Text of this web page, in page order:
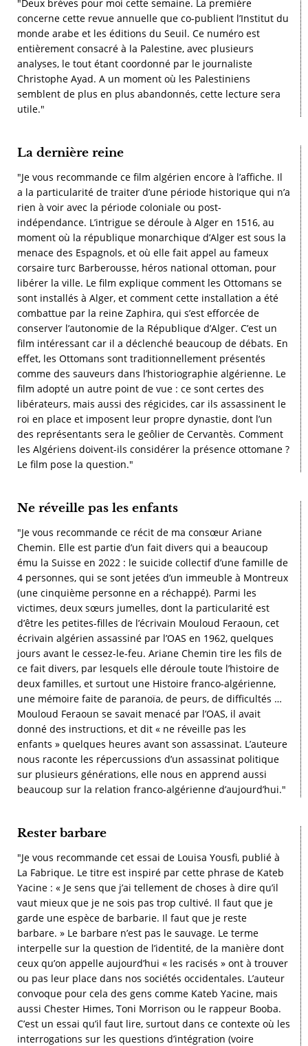
"Deux brèves pour moi cette semaine. La première
concerne cette revue annuelle que co-publient l’Institut du
monde arabe et les éditions du Seuil. Ce numéro est
entièrement consacré à la Palestine, avec plusieurs
analyses, le tout étant coordonné par le journaliste
Christophe Ayad. A un moment où les Palestiniens
semblent de plus en plus abandonnés, cette lecture sera
utile."
La dernière reine
"Je vous recommande ce film algérien encore à l’affiche. Il
a la particularité de traiter d’une période historique qui n’a
rien à voir avec la période coloniale ou post-
indépendance. L’intrigue se déroule à Alger en 1516, au
moment où la république monarchique d’Alger est sous la
menace des Espagnols, et où elle fait appel au fameux
corsaire turc Barberousse, héros national ottoman, pour
libérer la ville. Le film explique comment les Ottomans se
sont installés à Alger, et comment cette installation a été
combattue par la reine Zaphira, qui s’est efforcée de
conserver l’autonomie de la République d’Alger. C’est un
film intéressant car il a déclenché beaucoup de débats. En
effet, les Ottomans sont traditionnellement présentés
comme des sauveurs dans l’historiographie algérienne. Le
film adopté un autre point de vue : ce sont certes des
libérateurs, mais aussi des régicides, car ils assassinent le
roi en place et imposent leur propre dynastie, dont l’un
des représentants sera le geôlier de Cervantès. Comment
les Algériens doivent-ils considérer la présence ottomane ?
Le film pose la question."
Ne réveille pas les enfants
"Je vous recommande ce récit de ma consœur Ariane
Chemin. Elle est partie d’un fait divers qui a beaucoup
ému la Suisse en 2022 : le suicide collectif d’une famille de
4 personnes, qui se sont jetées d’un immeuble à Montreux
(une cinquième personne en a réchappé). Parmi les
victimes, deux sœurs jumelles, dont la particularité est
d’être les petites-filles de l’écrivain Mouloud Feraoun, cet
écrivain algérien assassiné par l’OAS en 1962, quelques
jours avant le cessez-le-feu. Ariane Chemin tire les fils de
ce fait divers, par lesquels elle déroule toute l’histoire de
deux familles, et surtout une Histoire franco-algérienne,
une mémoire faite de paranoïa, de peurs, de difficultés …
Mouloud Feraoun se savait menacé par l’OAS, il avait
donné des instructions, et dit « ne réveille pas les
enfants » quelques heures avant son assassinat. L’auteure
nous raconte les répercussions d’un assassinat politique
sur plusieurs générations, elle nous en apprend aussi
beaucoup sur la relation franco-algérienne d’aujourd’hui."
Rester barbare
"Je vous recommande cet essai de Louisa Yousfi, publié à
La Fabrique. Le titre est inspiré par cette phrase de Kateb
Yacine : « Je sens que j’ai tellement de choses à dire qu’il
vaut mieux que je ne sois pas trop cultivé. Il faut que je
garde une espèce de barbarie. Il faut que je reste
barbare. » Le barbare n’est pas le sauvage. Le terme
interpelle sur la question de l’identité, de la manière dont
ceux qu’on appelle aujourd’hui « les racisés » ont à trouver
ou pas leur place dans nos sociétés occidentales. L’auteur
convoque pour cela des gens comme Kateb Yacine, mais
aussi Chester Himes, Toni Morrison ou le rappeur Booba.
C’est un essai qu’il faut lire, surtout dans ce contexte où les
interrogations sur les questions d’intégration (voire